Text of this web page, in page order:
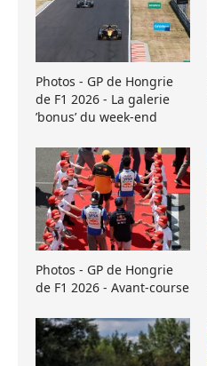
Photos - GP de Hongrie
de F1 2026 - La galerie
’bonus’ du week-end
Photos - GP de Hongrie
de F1 2026 - Avant-course